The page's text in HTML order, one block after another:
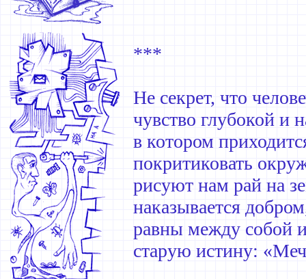
***
Не секрет, что
чувство глубокой и
в котором
покритиковать
рисуют нам рай на
наказывается
равны между собой
старую истину: